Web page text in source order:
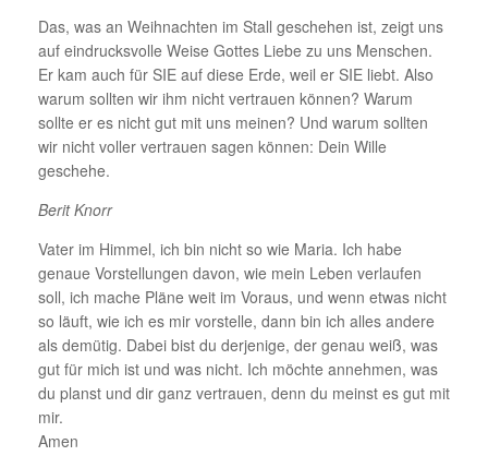
Das, was an Weihnachten im Stall geschehen ist, zeigt uns
auf eindrucksvolle Weise Gottes Liebe zu uns Menschen.
Er kam auch für SIE auf diese Erde, weil er SIE liebt. Also
warum sollten wir ihm nicht vertrauen können? Warum
sollte er es nicht gut mit uns meinen? Und warum sollten
wir nicht voller vertrauen sagen können: Dein Wille
geschehe.
Berit Knorr
Vater im Himmel, ich bin nicht so wie Maria. Ich habe
genaue Vorstellungen davon, wie mein Leben verlaufen
soll, ich mache Pläne weit im Voraus, und wenn etwas nicht
so läuft, wie ich es mir vorstelle, dann bin ich alles andere
als demütig. Dabei bist du derjenige, der genau weiß, was
gut für mich ist und was nicht. Ich möchte annehmen, was
du planst und dir ganz vertrauen, denn du meinst es gut mit
mir.
Amen